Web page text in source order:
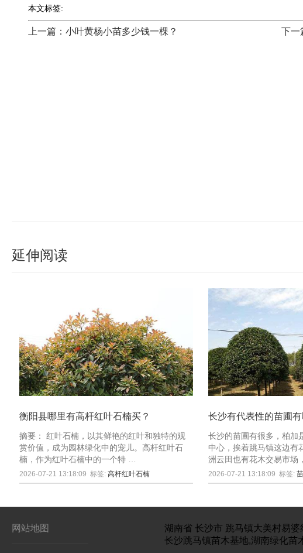
本文标签:
上一篇：小叶黄杨小苗多少钱一棵？ 下一
延伸阅读
衡阳县哪里有高杆红叶石楠买？
摘要： 红叶石楠，以其鲜艳的红叶和独特的观
赏价值，成为园林绿化中的宠儿。高杆红叶石
楠，作为红叶石楠中的一个特 …
2026-07-21 13:18:09 标签:高杆红叶石楠
长沙有代表性的苗圃
长沙的苗圃有很多，柏加
中心，挨着跳马镇这边有
洲云田也有花木交易市场
2026-07-21 13:18:09 标签:
网站地图 湖南省 长沙市 跳马镇大美村易婆
长沙跳马镇苗木基地,湖南绿化苗